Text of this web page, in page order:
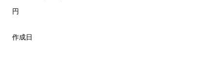
円
作成日